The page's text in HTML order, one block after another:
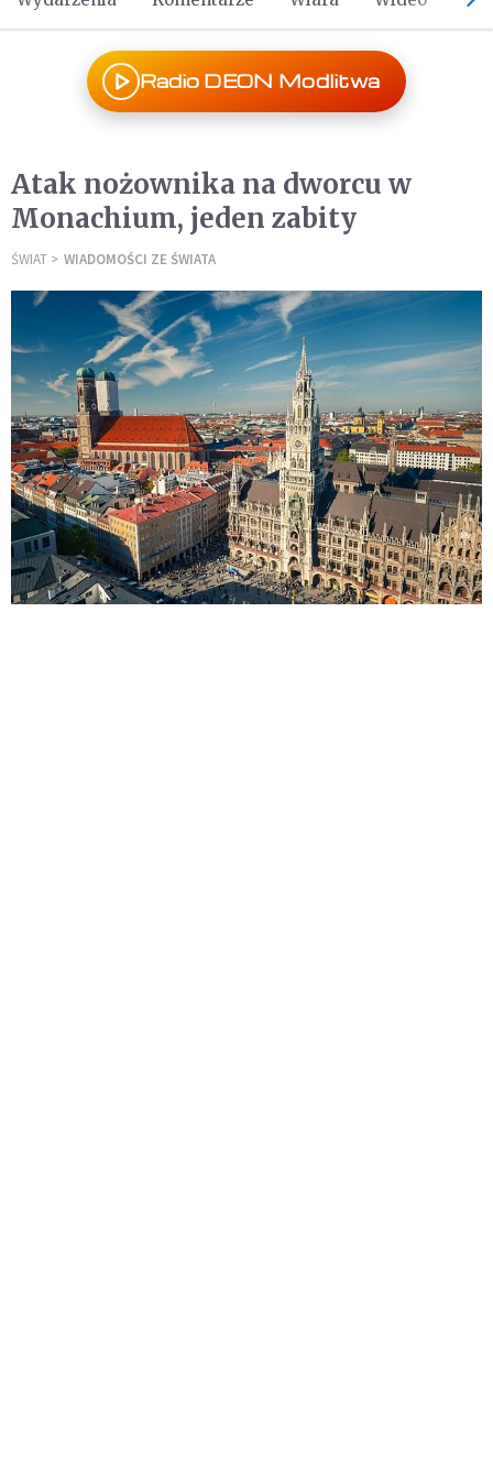
Radio DEON Modlitwa
Atak nożownika na dworcu w
Monachium, jeden zabity
ŚWIAT WIADOMOŚCI ZE ŚWIATA